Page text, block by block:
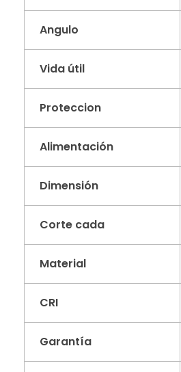
Angulo
Vida útil
Proteccion
Alimentación
Dimensión
Corte cada
Material
CRI
Garantía